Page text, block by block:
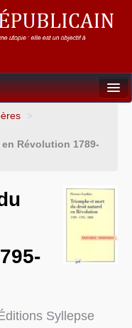
!
>
Révolution 1789-
Syllepse